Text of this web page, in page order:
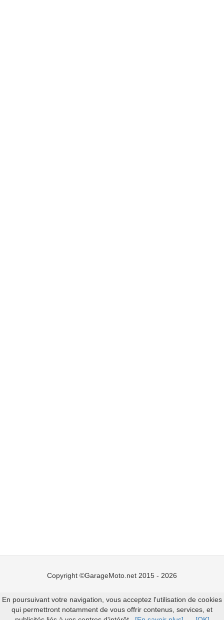
Copyright ©GarageMoto.net 2015 - 2026
Mentions légales Ajouter un garage moto
En poursuivant votre navigation, vous acceptez l'utilisation de cookies
qui permettront notamment de vous offrir contenus, services, et